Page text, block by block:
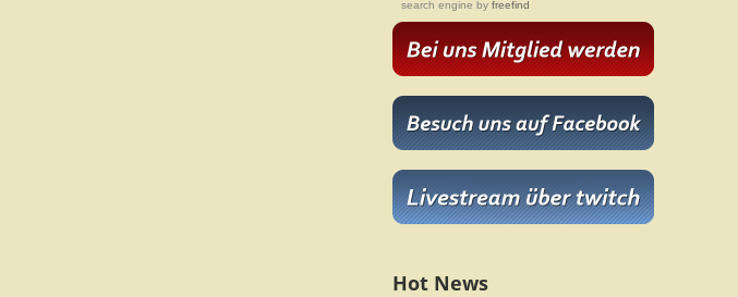
search engine by freefind
Hot News